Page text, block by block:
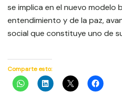
se implica en el nuevo modelo
entendimiento y de la paz,
social que constituye uno de
Comparte esto: